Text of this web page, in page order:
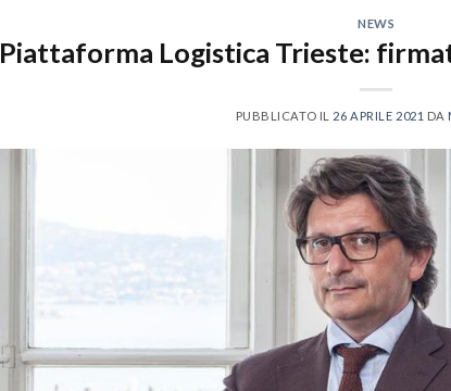
NEWS
Piattaforma Logistica Trieste:
PUBBLICATO IL 26 APRILE 2021 DA